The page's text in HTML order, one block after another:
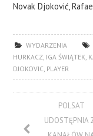
Novak Djoković,
WYDARZENIA
HURKACZ, IGA ŚWIĄTEK,
DJOKOVIC, PLAYER
POLSAT
UDOSTĘPNIA